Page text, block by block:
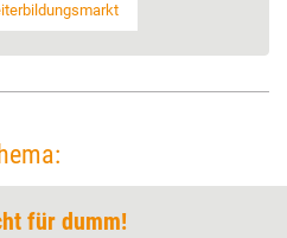
für dumm!